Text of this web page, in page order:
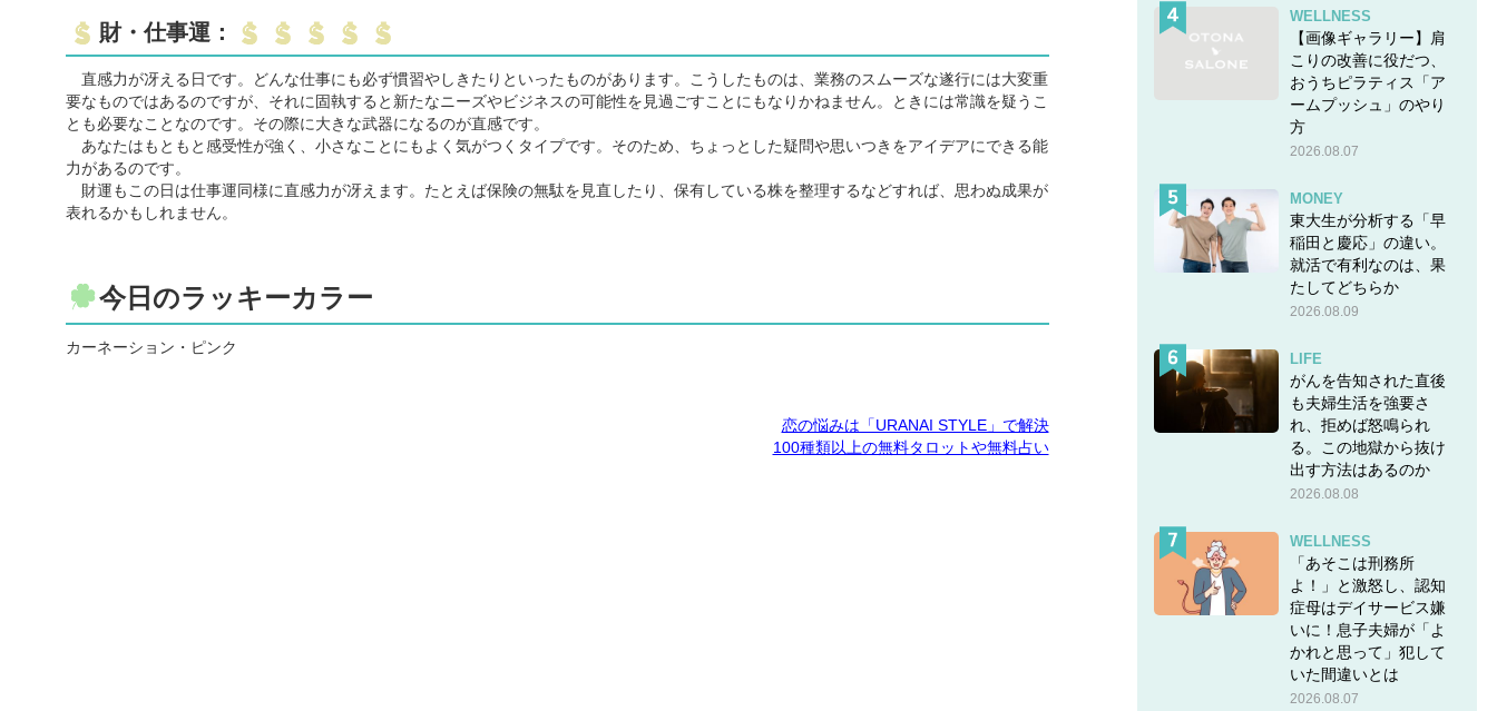
財・仕事運：
直感力が冴える日です。どんな仕事にも必ず慣習やしきたりといったものがあります。こうしたものは、業務のスムーズな遂行には大変重
要なものではあるのですが、それに固執すると新たなニーズやビジネスの可能性を見過ごすことにもなりかねません。ときには常識を疑うこ
とも必要なことなのです。その際に大きな武器になるのが直感です。
あなたはもともと感受性が強く、小さなことにもよく気がつくタイプです。そのため、ちょっとした疑問や思いつきをアイデアにできる能
力があるのです。
財運もこの日は仕事運同様に直感力が冴えます。たとえば保険の無駄を見直したり、保有している株を整理するなどすれば、思わぬ成果が
表れるかもしれません。
今日のラッキーカラー
カーネーション・ピンク
恋の悩みは「URANAI STYLE」で解決
100種類以上の無料タロットや無料占い
WELLNESS
【画像ギャラリー】肩
こりの改善に役だつ、
おうちピラティス「ア
ームプッシュ」のやり
方
2026.08.07
MONEY
東大生が分析する「早
稲田と慶応」の違い。
就活で有利なのは、果
たしてどちらか
2026.08.09
LIFE
がんを告知された直後
も夫婦生活を強要さ
れ、拒めば怒鳴られ
る。この地獄から抜け
出す方法はあるのか
2026.08.08
WELLNESS
「あそこは刑務所
よ！」と激怒し、認知
症母はデイサービス嫌
いに！息子夫婦が「よ
かれと思って」犯して
いた間違いとは
2026.08.07